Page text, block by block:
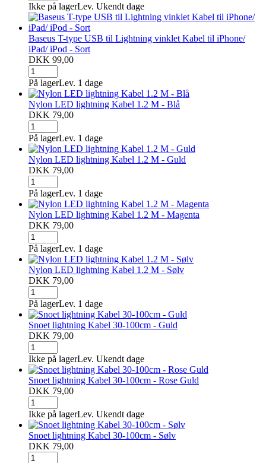
Ikke på lagerLev. Ukendt dage
Baseus T-type USB til Lightning vinklet Kabel til iPhone/
iPad/ iPod - Sort
DKK 99,00
På lagerLev. 1 dage
Nylon LED lightning Kabel 1.2 M - Blå
DKK 79,00
På lagerLev. 1 dage
Nylon LED lightning Kabel 1.2 M - Guld
DKK 79,00
På lagerLev. 1 dage
Nylon LED lightning Kabel 1.2 M - Magenta
DKK 79,00
På lagerLev. 1 dage
Nylon LED lightning Kabel 1.2 M - Sølv
DKK 79,00
På lagerLev. 1 dage
Snoet lightning Kabel 30-100cm - Guld
DKK 79,00
Ikke på lagerLev. Ukendt dage
Snoet lightning Kabel 30-100cm - Rose Guld
DKK 79,00
Ikke på lagerLev. Ukendt dage
Snoet lightning Kabel 30-100cm - Sølv
DKK 79,00